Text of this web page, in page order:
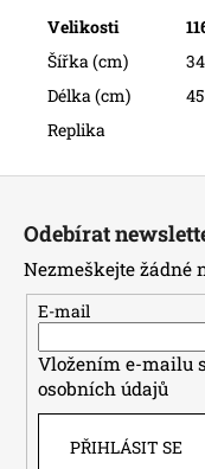
Velikosti
Šířka (cm)
34
Délka (cm)
45
Replika
Odebírat
Nezmeškejte žádné
E-mail
Vložením e-mailu
osobních údajů
PŘIHLÁSIT SE